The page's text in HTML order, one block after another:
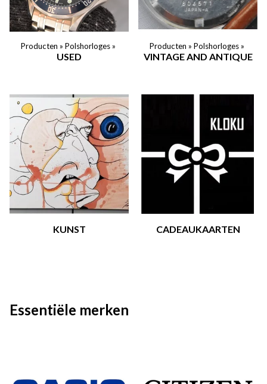
Producten ‪» Polshorloges‪»
USED
Producten ‪» Polshorloges‪»
VINTAGE AND ANTIQUE
KUNST CADEAUKAARTEN
Essentiële merken